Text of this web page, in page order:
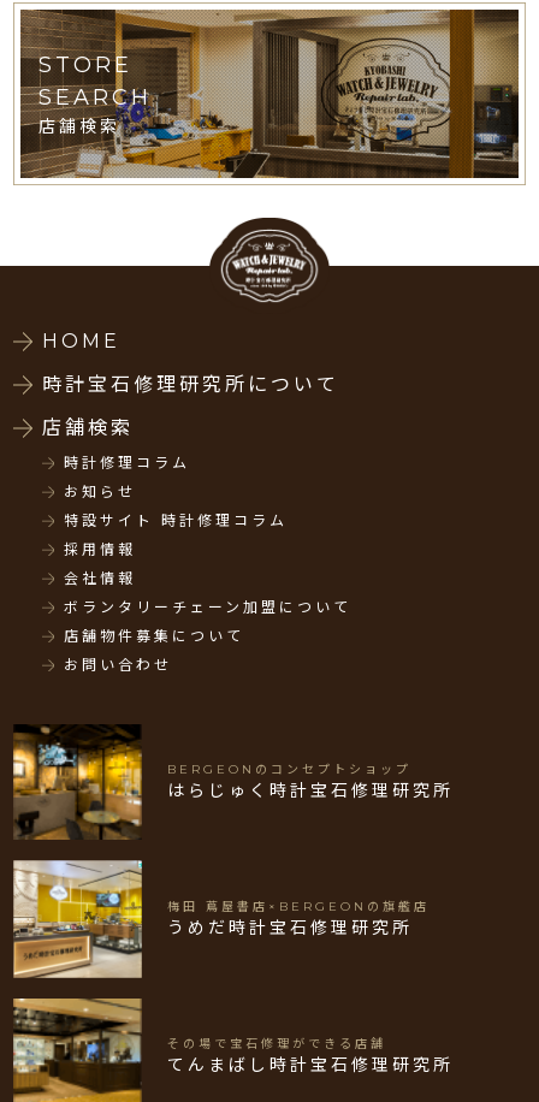
STORE
SEARCH
店舗検索
HOME
時計宝石修理研究所について
店舗検索
時計修理コラム
お知らせ
特設サイト 時計修理コラム
採用情報
会社情報
ボランタリーチェーン加盟について
店舗物件募集について
お問い合わせ
BERGEONのコンセプトショップ
はらじゅく時計宝石修理研究所
梅田 蔦屋書店×BERGEONの旗艦店
うめだ時計宝石修理研究所
その場で宝石修理ができる店舗
てんまばし時計宝石修理研究所